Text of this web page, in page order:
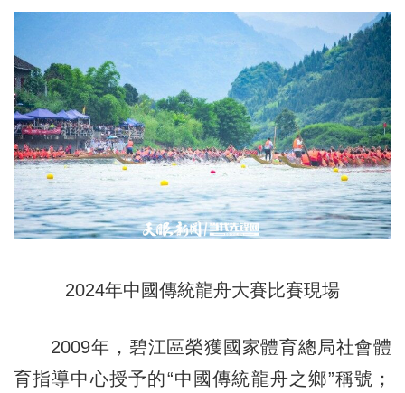
2024年中國傳統龍舟大賽比賽現場
2009年，碧江區榮獲國家體育總局社會體
育指導中心授予的“中國傳統龍舟之鄉”稱號；